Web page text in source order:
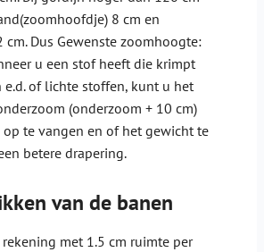
8 cm en
Dus Gewenste zoomhoogte:
u een stof heeft die krimpt
of lichte stoffen, kunt u het
(onderzoom + 10 cm)
te vangen en of het gewicht te
betere drapering.
van de banen
met 1.5 cm ruimte per